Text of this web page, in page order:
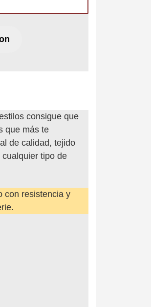
consigue que
que más te
de calidad, tejido
tipo de
con resistencia y